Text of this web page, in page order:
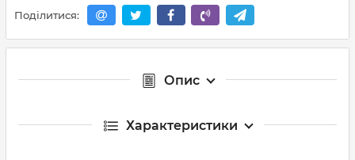
Поділитися:
Опис
Характеристики